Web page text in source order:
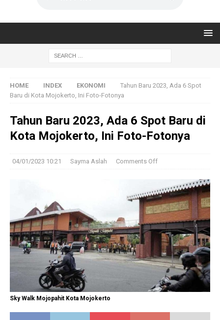
HOME INDEX EKONOMI
Tahun Baru 2023, Ada 6 Spot
Baru di Kota Mojokerto, Ini Foto-Fotonya
Tahun Baru 2023, Ada 6 Spot Baru di
Kota Mojokerto, Ini Foto-Fotonya
04/01/2023 10:21 Sayma Aslah Comments Off
Sky Walk Mojopahit Kota Mojokerto